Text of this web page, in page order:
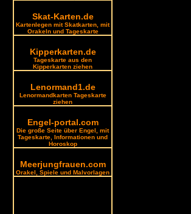
Skat-Karten.de
Kartenlegen mit Skatkarten, mit
Orakeln und Tageskarte
Kipperkarten.de
Tageskarte aus den
Kipperkarten ziehen
Lenormand1.de
Lenormandkarten Tageskarte
ziehen
Engel-portal.com
Die große Seite über Engel, mit
Tageskarte, Informationen und
Horoskop
Meerjungfrauen.com
Orakel, Spiele und Malvorlagen